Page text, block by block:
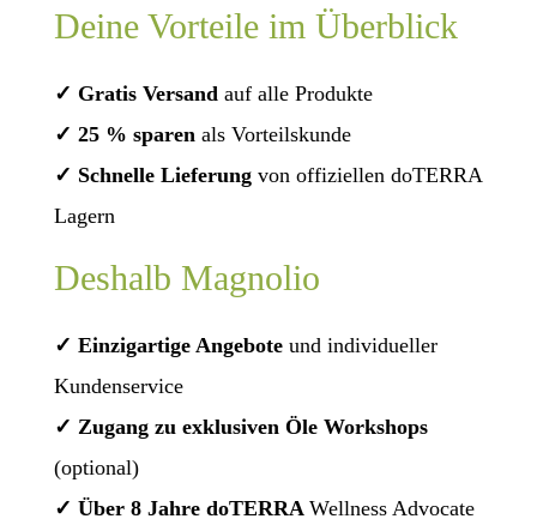
Deine Vorteile im Überblick
✓ Gratis Versand auf alle Produkte
✓ 25 % sparen als Vorteilskunde
✓ Schnelle Lieferungvon offiziellen doTERRA
Lagern
Deshalb Magnolio
✓ Einzigartige Angeboteund individueller
Kundenservice
✓ Zugang zu exklusiven Öle Workshops
(optional)
✓ Über 8 Jahre doTERRA Wellness Advocate